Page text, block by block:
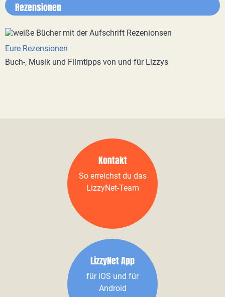
Rezensionen
Eure Rezensionen
Buch-, Musik und Filmtipps von und für Lizzys
Kontakt
So erreichst du das
LizzyNet-Team
LizzyNet App
für iOS und für
Android